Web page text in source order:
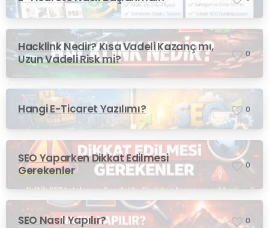
Hacklink Nedir? Kısa Vadeli Kazanç mı,
Uzun Vadeli Risk mi?
0
Hangi E-Ticaret Yazılımı? 0
SEO Yaparken Dikkat Edilmesi
Gerekenler
0
SEO Nasıl Yapılır? 0